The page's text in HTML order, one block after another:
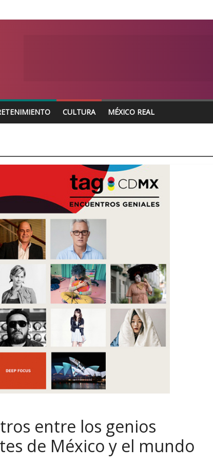
CULTURA MÉXICO REAL
entre los genios
de México y el mundo